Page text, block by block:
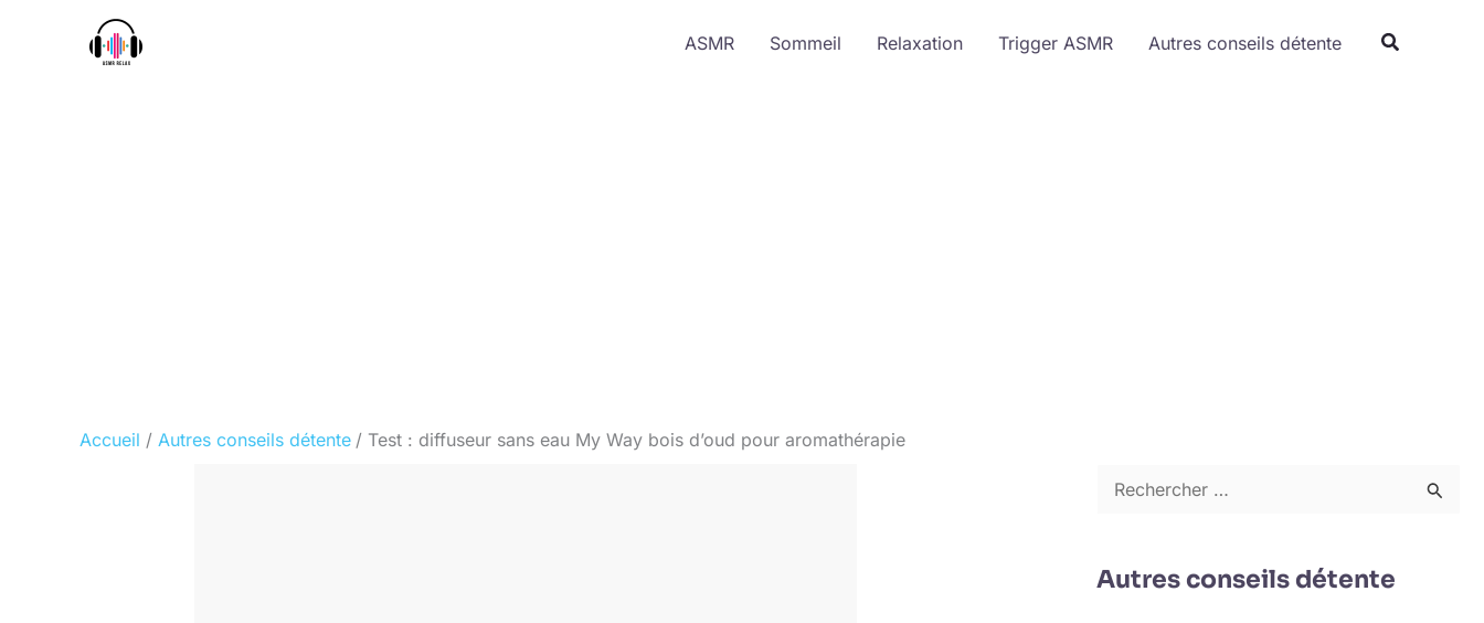
ASMR Sommeil Relaxation Trigger ASMR Autres conseils détente
Accueil Autres conseils détente Test : diffuseur sans eau My Way bois d’oud pour aromathérapie
c
Autres conseils détente